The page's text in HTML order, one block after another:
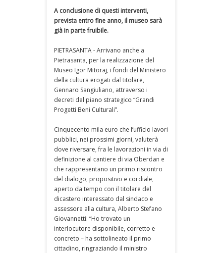
A conclusione di questi interventi,
prevista entro fine anno, il museo sarà
già in parte fruibile.
PIETRASANTA - Arrivano anche a
Pietrasanta, per la realizzazione del
Museo Igor Mitoraj, i fondi del Ministero
della cultura erogati dal titolare,
Gennaro Sangiuliano, attraverso i
decreti del piano strategico “Grandi
Progetti Beni Culturali”.
Cinquecento mila euro che l’ufficio lavori
pubblici, nei prossimi giorni, valuterà
dove riversare, fra le lavorazioni in via di
definizione al cantiere di via Oberdan e
che rappresentano un primo riscontro
del dialogo, propositivo e cordiale,
aperto da tempo con il titolare del
dicastero interessato dal sindaco e
assessore alla cultura, Alberto Stefano
Giovannetti: “Ho trovato un
interlocutore disponibile, corretto e
concreto – ha sottolineato il primo
cittadino, ringraziando il ministro